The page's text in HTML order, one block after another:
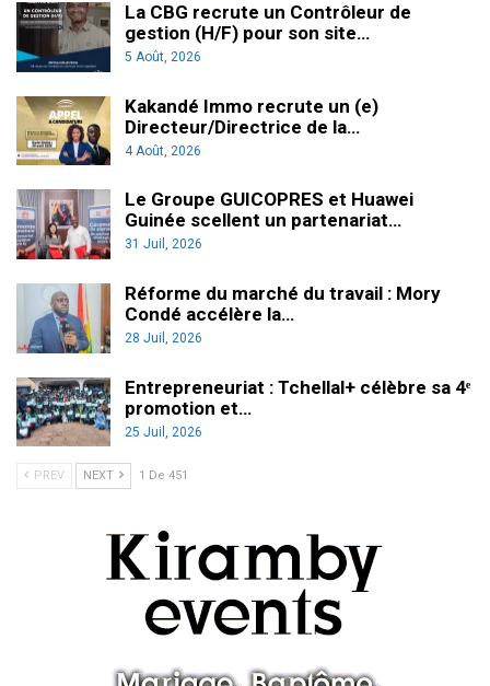
La CBG recrute un Contrôleur de
gestion (H/F) pour son site…
5 Août, 2026
Kakandé Immo recrute un (e)
Directeur/Directrice de la…
4 Août, 2026
Le Groupe GUICOPRES et Huawei
Guinée scellent un partenariat…
31 Juil, 2026
Réforme du marché du travail : Mory
Condé accélère la…
28 Juil, 2026
Entrepreneuriat : Tchellal+ célèbre sa 4ᵉ
promotion et…
25 Juil, 2026
PREV NEXT 1 De 451